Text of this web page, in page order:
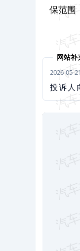
保范围
网站补
2026-05-
投诉人